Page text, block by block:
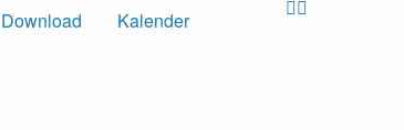
Download
Kalender